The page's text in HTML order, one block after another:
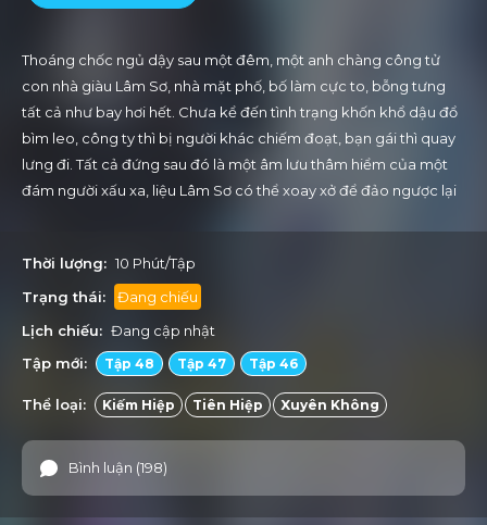
Thoáng chốc ngủ dậy sau một đêm, một anh chàng công tử
con nhà giàu Lâm Sơ, nhà mặt phố, bố làm cực to, bỗng tưng
tất cả như bay hơi hết. Chưa kể đến tình trạng khốn khổ dậu đổ
bìm leo, công ty thì bị người khác chiếm đoạt, bạn gái thì quay
lưng đi. Tất cả đứng sau đó là một âm lưu thâm hiểm của một
đám người xấu xa, liệu Lâm Sơ có thể xoay xở để đảo ngược lại
Thời lượng: 10 Phút/Tập
Trạng thái:
Đang chiếu
Lịch chiếu: Đang cập nhật
Tập mới:
Tập 48 Tập 47 Tập 46
Thể loại: Kiếm Hiệp Tiên Hiệp Xuyên Không
Bình luận (198)